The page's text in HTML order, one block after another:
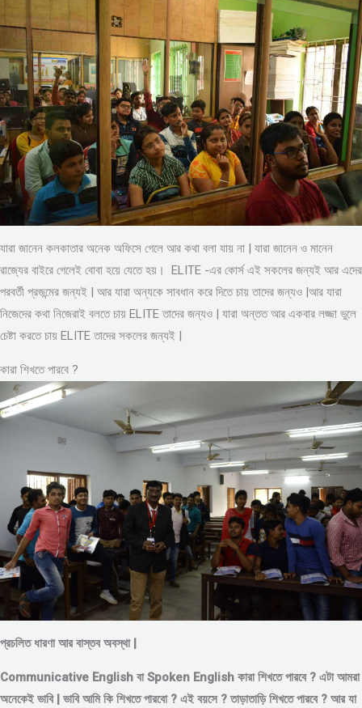
যারা জানেন কলকাতার অনেক অফিসে গেলে আর কথা বলা যায় না | যারা জানেন ও মানেন
রাজ্যের বাইরে গেলেই বোবা হয়ে যেতে হয়। ELITE -এর কোর্স এই সকলের জন্যই আর এদের
পরবর্তী প্রজন্মের জন্যই | আর যারা অন্যকে সাবধান করে দিতে চায় তাদের জন্যও |আর যারা
নিজেদের কথা নিজেরাই বলতে চায় ELITE তাদের জন্যও | যারা অন্তত আর একবার লজ্জা ভুলে
চেষ্টা করতে চায় ELITE তাদের সকলের জন্যই |
কারা শিখতে পারবে ?
প্রচলিত ধারণা আর বাস্তব অবস্থা |
Communicative English বা Spoken English কারা শিখতে পারবে ? এটা আমরা
অনেকেই ভাবি | ভাবি আমি কি শিখতে পারবো ? এই বয়সে ?তাড়াতাড়ি শিখতে পারবে ? আর যা